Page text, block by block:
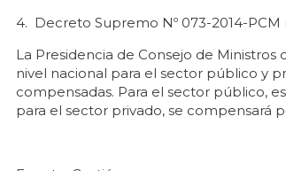
4. Decreto Supremo Nº 073-2014-PCM
La Presidencia de Consejo de
nivel nacional para el sector público y
compensadas. Para el sector público,
para el sector privado, se compensará